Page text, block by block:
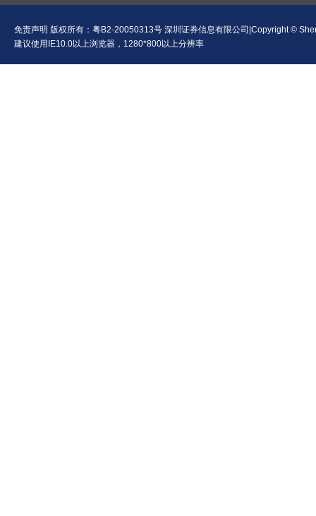
免责声明 版权所有： 粤B2-20050313号 深圳证券信息有限公司|Copyright ©
建议使用IE10.0以上浏览器，1280*800以上分辨率